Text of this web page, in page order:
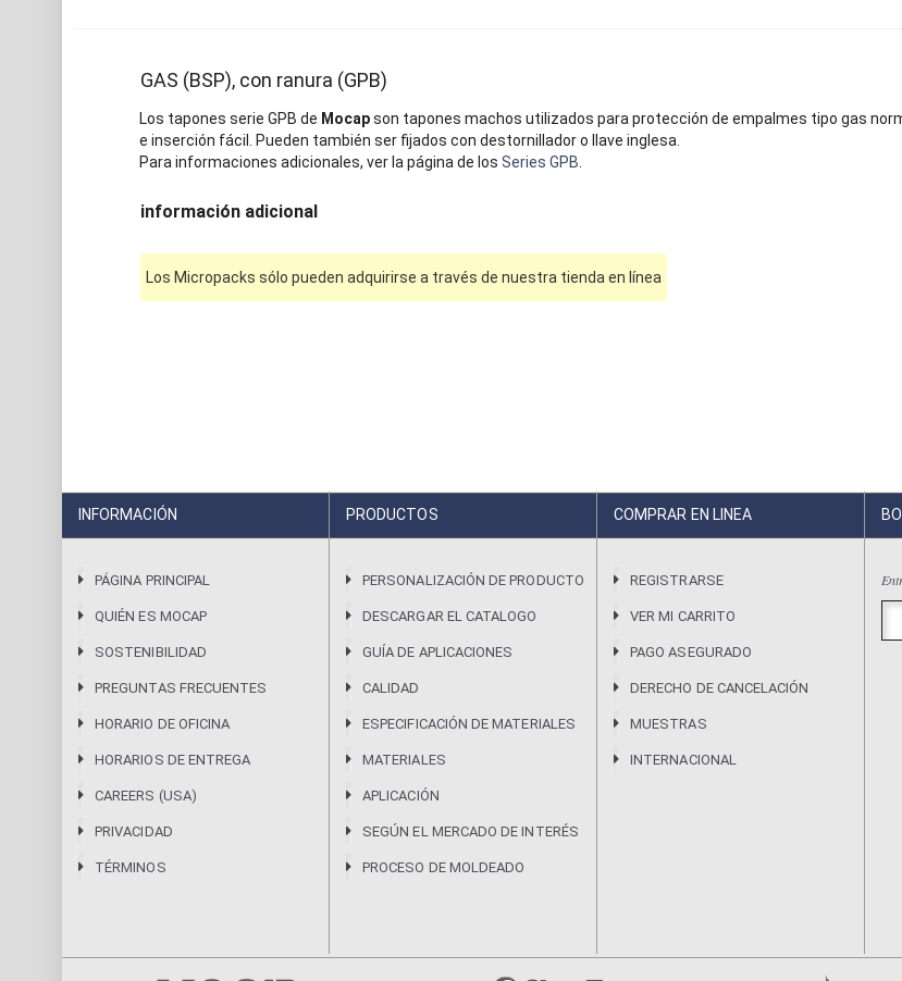
GAS (BSP), con ranura (GPB)
Los tapones serie GPB de Mocapson tapones machos utilizados para protección de empalmes tipo gas
e inserción fácil. Pueden también ser fijados con destornillador o llave inglesa.
Para informaciones adicionales, ver la página de los Series GPB
información adicional
Los Micropacks sólo pueden adquirirse a través de nuestra tienda en línea
INFORMACIÓN
PÁGINA PRINCIPAL
QUIÉN ES MOCAP
SOSTENIBILIDAD
PREGUNTAS FRECUENTES
HORARIO DE OFICINA
HORARIOS DE ENTREGA
CAREERS (USA)
PRIVACIDAD
TÉRMINOS
PRODUCTOS
PERSONALIZACIÓN DE PRODUCTO
DESCARGAR EL CATALOGO
GUÍA DE APLICACIONES
CALIDAD
ESPECIFICACIÓN DE MATERIALES
MATERIALES
APLICACIÓN
SEGÚN EL MERCADO DE INTERÉS
PROCESO DE MOLDEADO
COMPRAR EN LINEA
REGISTRARSE
VER MI CARRITO
PAGO ASEGURADO
DERECHO DE CANCELACIÓN
MUESTRAS
INTERNACIONAL